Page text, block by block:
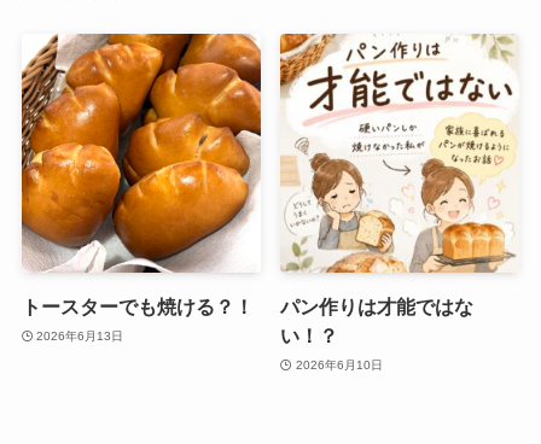
トースターでも焼ける？！
2026年6月13日
パン作りは才能ではな
い！？
2026年6月10日